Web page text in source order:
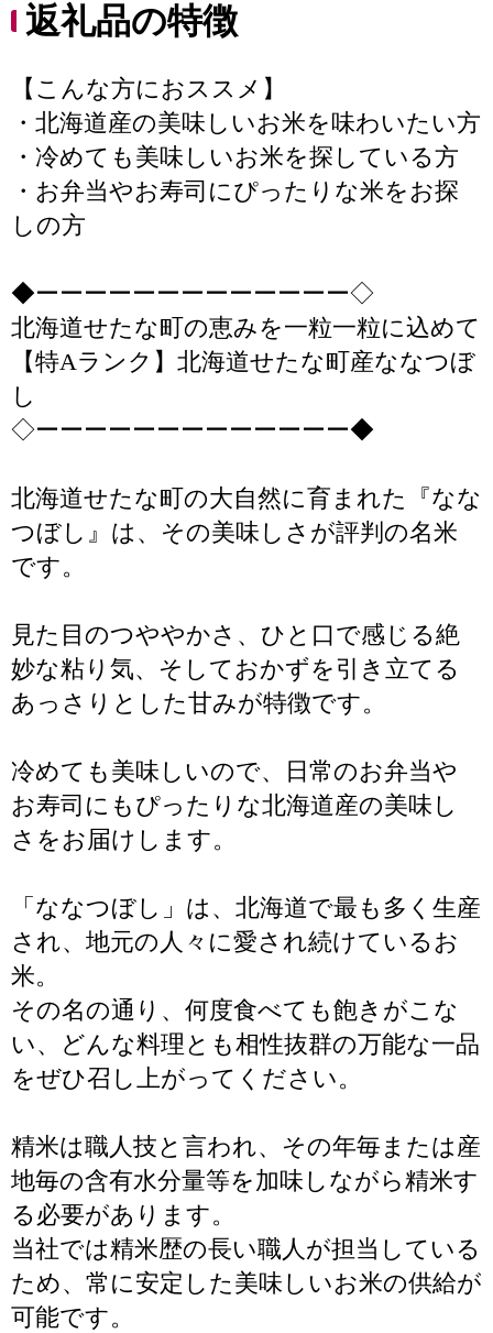
返礼品の特徴
【こんな方におススメ】
・北海道産の美味しいお米を味わいたい方
・冷めても美味しいお米を探している方
・お弁当やお寿司にぴったりな米をお探
しの方
◆ーーーーーーーーーーーーー◇
北海道せたな町の恵みを一粒一粒に込めて
【特Aランク】北海道せたな町産ななつぼ
し
◇ーーーーーーーーーーーーー◆
北海道せたな町の大自然に育まれた『なな
つぼし』は、その美味しさが評判の名米
です。
見た目のつややかさ、ひと口で感じる絶
妙な粘り気、そしておかずを引き立てる
あっさりとした甘みが特徴です。
冷めても美味しいので、日常のお弁当や
お寿司にもぴったりな北海道産の美味し
さをお届けします。
「ななつぼし」は、北海道で最も多く生産
され、地元の人々に愛され続けているお
米。
その名の通り、何度食べても飽きがこな
い、どんな料理とも相性抜群の万能な一品
をぜひ召し上がってください。
精米は職人技と言われ、その年毎または産
地毎の含有水分量等を加味しながら精米す
る必要があります。
当社では精米歴の長い職人が担当している
ため、常に安定した美味しいお米の供給が
可能です。